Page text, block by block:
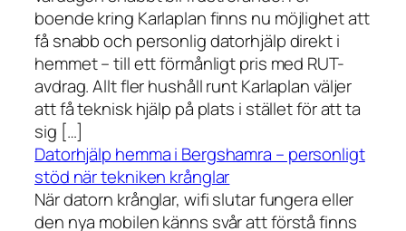
boende kring Karlaplan finns nu möjlighet att
få snabb och personlig datorhjälp direkt i
hemmet – till ett förmånligt pris med RUT-
avdrag. Allt fler hushåll runt Karlaplan väljer
att få teknisk hjälp på plats i stället för att ta
sig […]
Datorhjälp hemma i Bergshamra – personligt
stöd när tekniken krånglar
När datorn krånglar, wifi slutar fungera eller
den nya mobilen känns svår att förstå finns